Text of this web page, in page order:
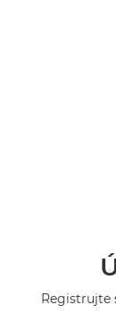
Registrujte